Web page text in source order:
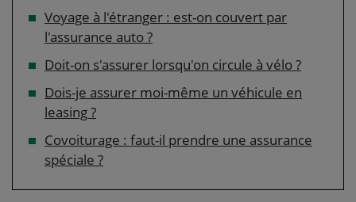
Voyage à l'étranger : est-on couvert par
l'assurance auto ?
Doit-on s'assurer lorsqu'on circule à vélo ?
Dois-je assurer moi-même un véhicule en
leasing ?
Covoiturage : faut-il prendre une assurance
spéciale ?